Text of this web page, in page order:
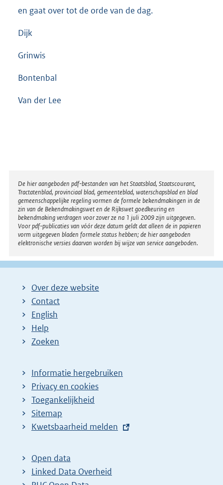
en gaat over tot de orde van de dag.
Dijk
Grinwis
Bontenbal
Van der Lee
Disclaimer
De hier aangeboden pdf-bestanden van het Staatsblad, Staatscourant,
Tractatenblad, provinciaal blad, gemeenteblad, waterschapsblad en blad
gemeenschappelijke regeling vormen de formele bekendmakingen in de
zin van de Bekendmakingswet en de Rijkswet goedkeuring en
bekendmaking verdragen voor zover ze na 1 juli 2009 zijn uitgegeven.
Voor pdf-publicaties van vóór deze datum geldt dat alleen de in papieren
vorm uitgegeven bladen formele status hebben; de hier aangeboden
elektronische versies daarvan worden bij wijze van service aangeboden.
Over deze website
Contact
English
Help
Zoeken
Informatie hergebruiken
Privacy en cookies
Toegankelijkheid
Sitemap
E
t
e
r
Kwetsbaarheid melden
Open data
Linked Data Overheid